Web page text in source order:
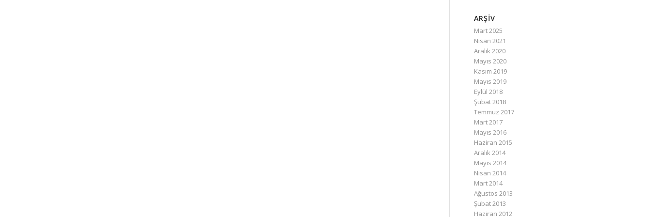
ARŞIV
Mart 2025
Nisan 2021
Aralık 2020
Mayıs 2020
Kasım 2019
Mayıs 2019
Eylül 2018
Şubat 2018
Temmuz 2017
Mart 2017
Mayıs 2016
Haziran 2015
Aralık 2014
Mayıs 2014
Nisan 2014
Mart 2014
Ağustos 2013
Şubat 2013
Haziran 2012